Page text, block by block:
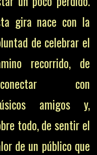
gira nace con la
de celebrar el
recorrido, de
con
amigos y,
todo, de sentir el
de un público que